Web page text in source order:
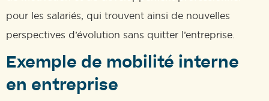
pour les salariés, qui trouvent ainsi de nouvelles
perspectives d’évolution sans quitter l’entreprise.
Exemple de mobilité interne
en entreprise